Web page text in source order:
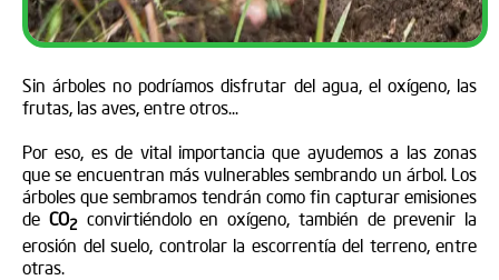
Sin árboles no podríamos disfrutar del agua, el oxígeno, las
frutas, las aves, entre otros...
Por eso, es de vital importancia que ayudemos a las zonas
que se encuentran más vulnerables sembrando un árbol. Los
árboles que sembramos tendrán como fin capturar emisiones
de CO2convirtiéndolo en oxígeno, también de prevenir la
erosión del suelo, controlar la escorrentía del terreno, entre
otras.